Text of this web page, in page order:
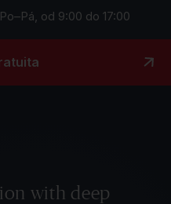
od 9:00 do 17:00
with deep